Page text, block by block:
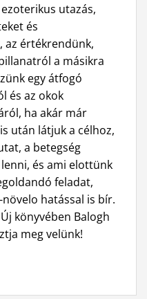
utazás,
és
az értékrendünk,
a másikra
egy átfogó
és az okok
ha akár már
után látjuk a célhoz,
a betegség
és ami elottünk
feladat,
hatással is bír.
könyvében Balogh
meg velünk!